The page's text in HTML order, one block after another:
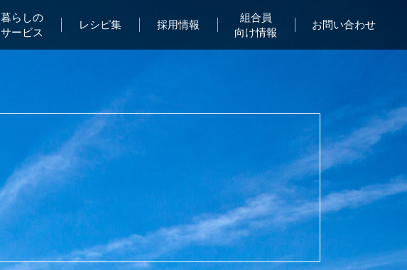
暮らしの
サービス
レシピ集 採用情報
組合員
向け情報
お問い合わせ